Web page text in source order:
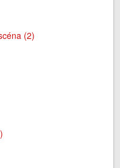
(2)